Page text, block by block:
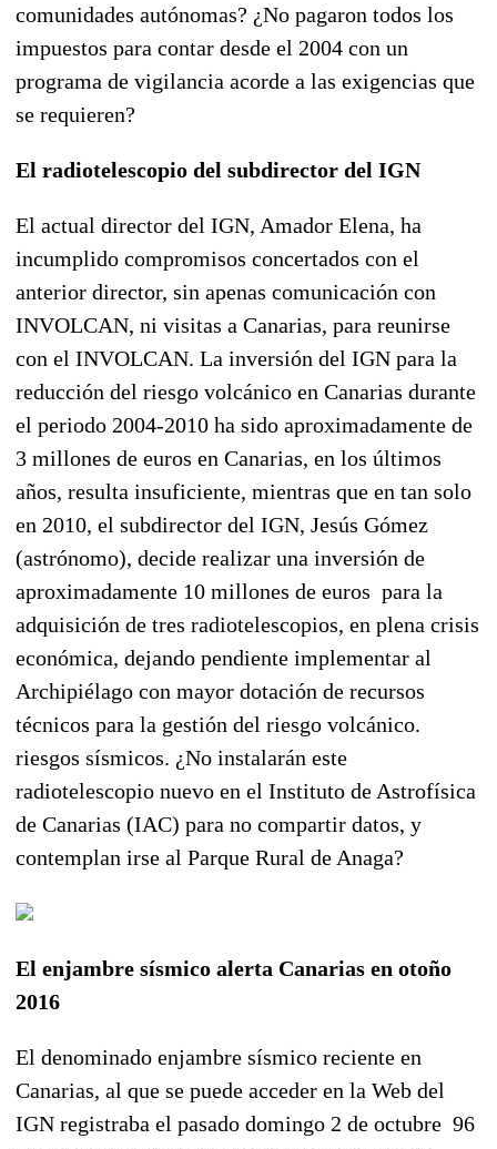
comunidades autónomas? ¿No pagaron todos los
impuestos para contar desde el 2004 con un
programa de vigilancia acorde a las exigencias que
se requieren?
El radiotelescopio del subdirector del IGN
El actual director del IGN, Amador Elena, ha
incumplido compromisos concertados con el
anterior director, sin apenas comunicación con
INVOLCAN, ni visitas a Canarias, para reunirse
con el INVOLCAN. La inversión del IGN para la
reducción del riesgo volcánico en Canarias durante
el periodo 2004-2010 ha sido aproximadamente de
3 millones de euros en Canarias, en los últimos
años, resulta insuficiente, mientras que en tan solo
en 2010, el subdirector del IGN, Jesús Gómez
(astrónomo), decide realizar una inversión de
aproximadamente 10 millones de euros para la
adquisición de tres radiotelescopios, en plena crisis
económica, dejando pendiente implementar al
Archipiélago con mayor dotación de recursos
técnicos para la gestión del riesgo volcánico.
riesgos sísmicos. ¿No instalarán este
radiotelescopio nuevo en el Instituto de Astrofísica
de Canarias (IAC) para no compartir datos, y
contemplan irse al Parque Rural de Anaga?
El enjambre sísmico alerta Canarias en otoño
2016
El denominado enjambre sísmico reciente en
Canarias, al que se puede acceder en la Web del
IGN registraba el pasado domingo 2 de octubre 96